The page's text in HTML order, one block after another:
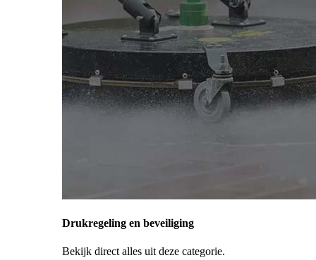
Drukregeling en beveiliging
Bekijk direct alles uit deze categorie.